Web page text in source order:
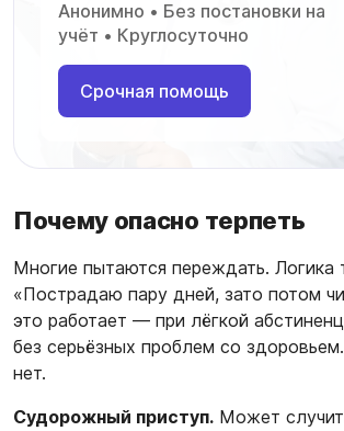
Анонимно • Без постановки на
учёт • Круглосуточно
Срочная помощь
Почему опасно терпеть
Многие пытаются переждать. Логика
«Пострадаю пару дней, зато потом
это работает — при лёгкой
без серьёзных проблем со
нет.
Судорожный приступ. Может